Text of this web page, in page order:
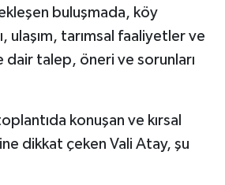
buluşmada, köy
ulaşım, tarımsal faaliyetler ve
dair talep, öneri ve sorunları
konuşan ve kırsal
dikkat çeken Vali Atay, şu